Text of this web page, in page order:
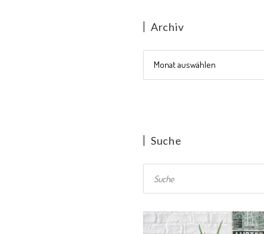
Archiv
Archiv
Suche